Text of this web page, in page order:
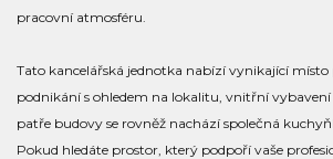
pracovní atmosféru.
Tato kancelářská jednotka nabízí vynikající místo
podnikání s ohledem na lokalitu, vnitřní vybavení
patře budovy se rovněž nachází společná
Pokud hledáte prostor, který podpoří vaše